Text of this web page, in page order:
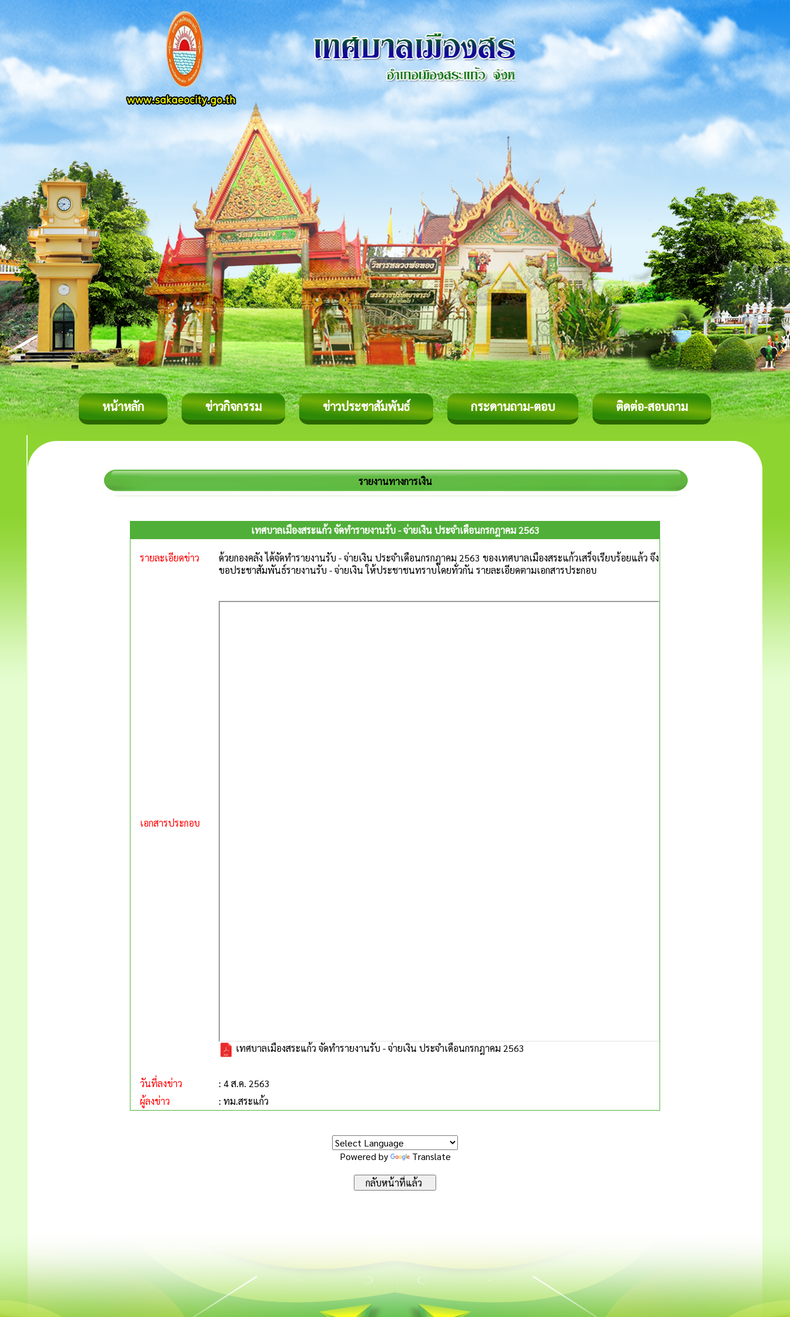
หน้าหลัก ข่าวกิจกรรม ข่าวประชาสัมพันธ์ กระดานถาม-ตอบ ติดต่อ-สอบถาม
รายงานทางการเงิน
เทศบาลเมืองสระแก้ว จัดทำรายงานรับ - จ่ายเงิน ประจำเดือนกรกฎาคม 2563
รายละเอียดข่าว ด้วยกองคลัง ได้จัดทำรายงานรับ - จ่ายเงิน ประจำเดือนกรกฎาคม 2563 ของเทศบาลเมืองสระแก้วเสร็จเรียบร้อยแล้ว จึง
ขอประชาสัมพันธ์รายงานรับ - จ่ายเงิน ให้ประชาชนทราบโดยทั่วกัน รายละเอียดตามเอกสารประกอบ
เอกสารประกอบ
เทศบาลเมืองสระแก้ว จัดทำรายงานรับ - จ่ายเงิน ประจำเดือนกรกฎาคม 2563
วันที่ลงข่าว
: 4 ส.ค. 2563
ผู้ลงข่าว
: ทม.สระแก้ว
Powered by Translate